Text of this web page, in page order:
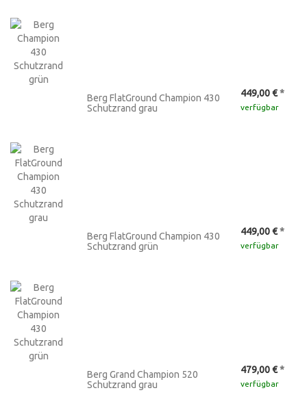
Berg FlatGround Champion 430
Schutzrand grau
449,00 €*
verfügbar
Berg FlatGround Champion 430
Schutzrand grün
449,00 €*
verfügbar
Berg Grand Champion 520
Schutzrand grau
479,00 €*
verfügbar